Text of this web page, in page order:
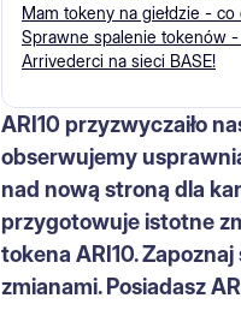
Mam tokeny na giełdzie - co
Sprawne spalenie tokenów -
Arrivederci na sieci BASE!
ARI10 przyzwyczaiło
obserwujemy
nad nową stroną dla
przygotowuje istotne
tokena ARI10.
zmianami. Posiadasz